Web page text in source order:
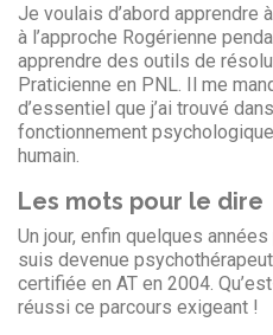
Je voulais d’abord apprendre
à l’approche Rogérienne
apprendre des outils de
Praticienne en PNL. Il me
d’essentiel que j’ai trouvé
fonctionnement
humain.
Les mots pour le dire
Un jour, enfin quelques
suis devenue
certifiée en AT en 2004.
réussi ce parcours exigeant !